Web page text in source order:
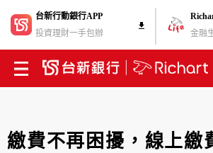
台新行動銀行APP
投資理財一手包辦
金融
繳費不再困擾，線上繳